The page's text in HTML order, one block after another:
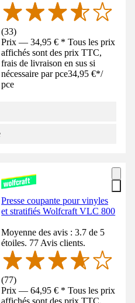
(33)
Prix — 34,95 € * Tous les prix
affichés sont des prix TTC,
frais de livraison en sus si
nécessaire par pce34,95 €*/
pce
Presse coupante pour vinyles
et stratifiés Wolfcraft VLC 800
Moyenne des avis : 3.7 de 5
étoiles. 77 Avis clients.
(77)
Prix — 64,95 € * Tous les prix
affichés sont des prix TTC,